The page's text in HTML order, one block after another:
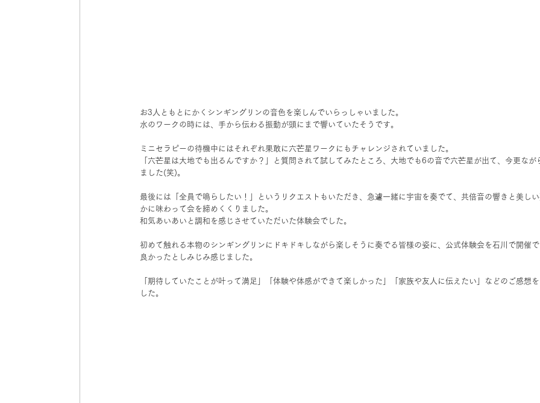
お3人ともとにかくシンギングリンの音色を楽しんでいらっしゃいました。
水のワークの時には、手から伝わる振動が頭にまで響いていたそうです。
ミニセラピーの待機中にはそれぞれ果敢に六芒星ワークにもチャレンジされていました。
「六芒星は大地でも出るんですか？」と質問されて試してみたところ、大地でも6の音で六芒星が出て、今更なが
ました(笑)。
最後には「全員で鳴らしたい！」というリクエストもいただき、急遽一緒に宇宙を奏でて、共倍音の響きと美し
かに味わって会を締めくくりました。
和気あいあいと調和を感じさせていただいた体験会でした。
初めて触れる本物のシンギングリンにドキドキしながら楽しそうに奏でる皆様の姿に、公式体験会を石川で開催
良かったとしみじみ感じました。
「期待していたことが叶って満足」「体験や体感ができて楽しかった」「家族や友人に伝えたい」などのご感想
した。